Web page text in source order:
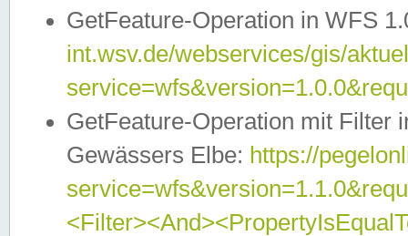
GetFeature-Operation in WFS
int.wsv.de/webservices/gis/
GetFeature-Operation mit Filter
Gewässers Elbe: https://